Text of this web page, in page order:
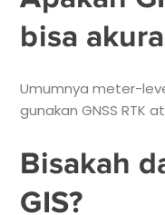
bisa
Umumnya meter-
gunakan GNSS RTK
Bisakah
GIS?